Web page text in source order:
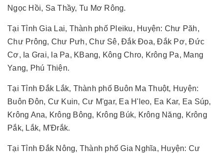
Ngọc Hồi, Sa Thầy, Tu Mơ Rông.
Tại Tỉnh Gia Lai, Thành phố Pleiku, Huyện: Chư Păh,
Chư Prông, Chư Pưh, Chư Sê, Đắk Đoa, Đắk Pơ, Đức
Cơ, Ia Grai, Ia Pa, KBang, Kông Chro, Krông Pa, Mang
Yang, Phú Thiện.
Tại Tỉnh Đắk Lắk, Thành phố Buôn Ma Thuột, Huyện:
Buôn Đôn, Cư Kuin, Cư M'gar, Ea H'leo, Ea Kar, Ea Súp,
Krông Ana, Krông Bông, Krông Búk, Krông Năng, Krông
Pắk, Lắk, M'Đrắk.
Tại Tỉnh Đắk Nông, Thành phố Gia Nghĩa, Huyện: Cư